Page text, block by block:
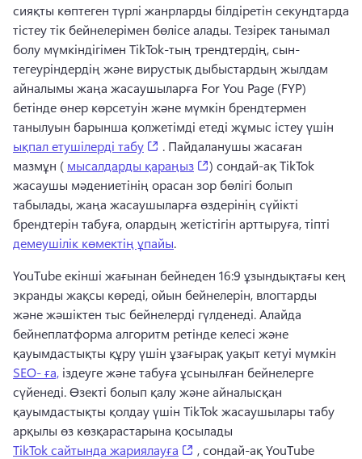
сияқты көптеген түрлі жанрларды білдіретін секундтарда
тістеу тік бейнелерімен бөлісе алады. Тезірек танымал
болу мүмкіндігімен TikTok-тың трендтердің, сын-
тегеуріндердің және вирустық дыбыстардың жылдам
айналымы жаңа жасаушыларға For You Page (FYP)
бетінде өнер көрсетуін және мүмкін брендтермен
танылуын барынша қолжетімді етеді жұмыс істеу үшін
ықпал етушілерді табу
(opens in a new tab)
. Пайдаланушы жасаған
мазмұн ( мысалдарды қараңыз (opens in a new tab)
) сондай-ақ TikTok
жасаушы мәдениетінің орасан зор бөлігі болып
табылады, жаңа жасаушыларға өздерінің сүйікті
брендтерін табуға, олардың жетістігін арттыруға, тіпті
демеушілік көмектің ұпайы.
YouTube екінші жағынан бейнеден 16:9 ұзындықтағы кең
экранды жақсы көреді, ойын бейнелерін, влогтарды
және жәшіктен тыс бейнелерді гүлденеді. Алайда
бейнеплатформа алгоритм ретінде келесі және
қауымдастықты құру үшін ұзағырақ уақыт кетуі мүмкін
SEO- ға, іздеуге және табуға ұсынылған бейнелерге
сүйенеді. Өзекті болып қалу және айналысқан
қауымдастықты қолдау үшін TikTok жасаушылары табу
арқылы өз көзқарастарына қосылады
TikTok сайтында жариялауға
(opens in a new tab)
, сондай-ақ YouTube